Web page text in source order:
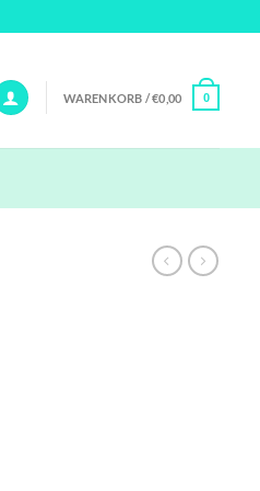
WARENKORB /€0,00 0